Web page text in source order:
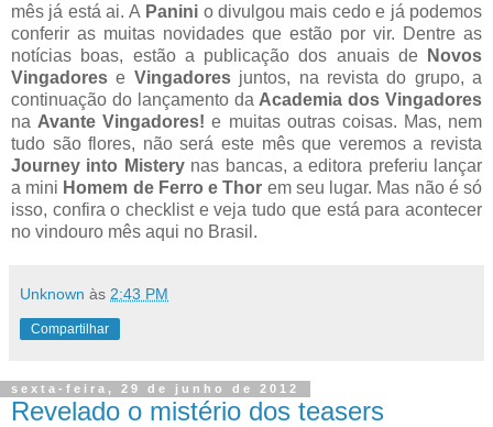
mês já está ai. A Panini o divulgou mais cedo e já podemos
conferir as muitas novidades que estão por vir. Dentre as
notícias boas, estão a publicação dos anuais de
Novos
Vingadores e Vingadoresjuntos, na revista do grupo, a
continuação do lançamento da Academia dos Vingadores
na Avante Vingadores! e muitas outras coisas. Mas, nem
tudo são flores, não será este mês que veremos a revista
Journey into Misterynas bancas, a editora preferiu lançar
a mini Homem de Ferro e Thor em seu lugar. Mas não é só
isso, confira o checklist e veja tudo que está para acontecer
no vindouro mês aqui no Brasil.
Unknown às 2:43 PM
Compartilhar
sexta-feira, 29 de junho de 2012
Revelado o mistério dos teasers